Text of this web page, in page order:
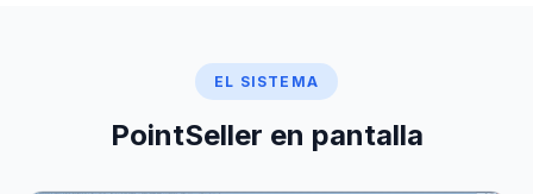
EL SISTEMA
PointSeller en pantalla